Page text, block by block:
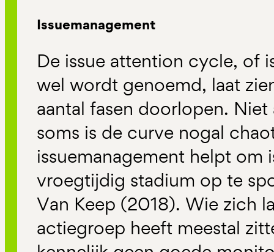
Issuemanagement
De issue attention cycle, of
wel wordt genoemd, laat
aantal fasen doorlopen. Niet
soms is de curve nogal
issuemanagement helpt om
vroegtijdig stadium op te
Van Keep (2018). Wie zich
actiegroep heeft meestal